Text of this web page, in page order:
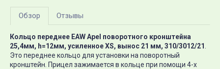
Обзор Отзывы
Кольцо переднее EAW Apel поворотного кронштейна
25,4мм, h=12мм, усиленное XS, вынос 21 мм, 310/3012/21
Это переднее кольцо для установки на поворотный
кронштейн. Прицел зажимается в кольце при помощи 4-х